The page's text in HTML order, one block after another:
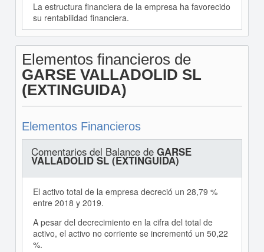
La estructura financiera de la empresa ha favorecido
su rentabilidad financiera.
Elementos financieros de
GARSE VALLADOLID SL
(EXTINGUIDA)
Elementos Financieros
Comentarios del Balance de GARSE
VALLADOLID SL (EXTINGUIDA)
El activo total de la empresa decreció un 28,79 %
entre 2018 y 2019.
A pesar del decrecimiento en la cifra del total de
activo, el activo no corriente se incrementó un 50,22
%.